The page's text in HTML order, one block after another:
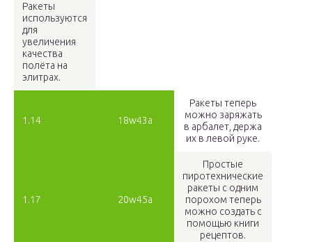
Ракеты
используются
для
увеличения
качества
полёта на
элитрах.
1.14 18w43a
Ракеты теперь
можно заряжать
в арбалет, держа
их в левой руке.
1.17 20w45a
Простые
пиротехнические
ракеты с одним
порохом теперь
можно создать с
помощью книги
рецептов.